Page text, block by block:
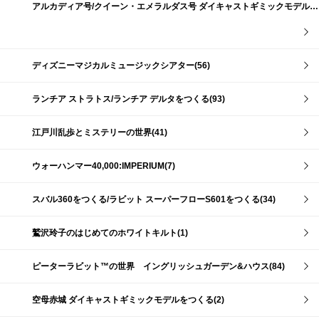
アルカディア号/クイーン・エメラルダス号 ダイキャストギミックモデルをつくる(159)
ディズニーマジカルミュージックシアター(56)
ランチア ストラトス/ランチア デルタをつくる(93)
江戸川乱歩とミステリーの世界(41)
ウォーハンマー40,000:IMPERIUM(7)
スバル360をつくる/ラビット スーパーフローS601をつくる(34)
鷲沢玲子のはじめてのホワイトキルト(1)
ピーターラビット™の世界 イングリッシュガーデン&ハウス(84)
空母赤城 ダイキャストギミックモデルをつくる(2)